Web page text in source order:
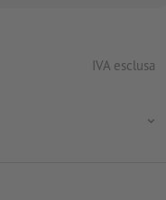
IVA esclusa